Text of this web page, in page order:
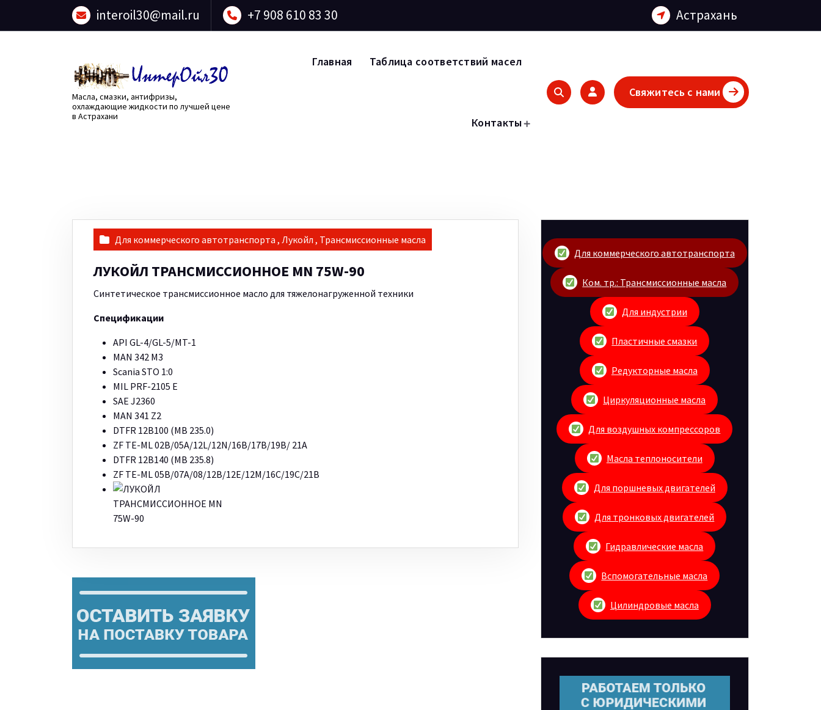
interoil30@mail.ru +7 908 610 83 30 Астрахань
Масла, смазки, антифризы,
охлаждающие жидкости по лучшей цене
в Астрахани
Главная Таблица соответствий масел
Контакты
Свяжитесь с нами
Для коммерческого автотранспорта , Лукойл , Трансмиссионные масла
ЛУКОЙЛ ТРАНСМИССИОННОЕ MN 75W-90
Cинтетическое трансмиссионное масло для тяжелонагруженной техники
Спецификации
API GL-4/GL-5/MT-1
MAN 342 M3
Scania STO 1:0
MIL PRF-2105 E
SAE J2360
MAN 341 Z2
DTFR 12B100 (MB 235.0)
ZF TE-ML 02B/05A/12L/12N/16B/17B/19B/ 21A
DTFR 12B140 (MB 235.8)
ZF TE-ML 05B/07A/08/12B/12E/12M/16C/19C/21B
Для коммерческого автотранспорта
Ком. тр.: Трансмиссионные масла
Для индустрии
Пластичные смазки
Редукторные масла
Циркуляционные масла
Для воздушных компрессоров
Масла теплоносители
Для поршневых двигателей
Для тронковых двигателей
Гидравлические масла
Вспомогательные масла
Цилиндровые масла